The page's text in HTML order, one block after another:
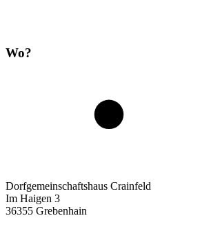
Wo?
Dorfgemeinschaftshaus Crainfeld
Im Haigen 3
36355 Grebenhain